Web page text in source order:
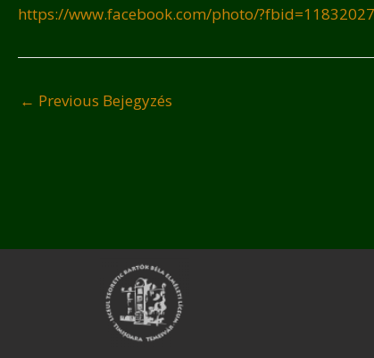
https://www.facebook.com/photo/
← Previous Bejegyzés